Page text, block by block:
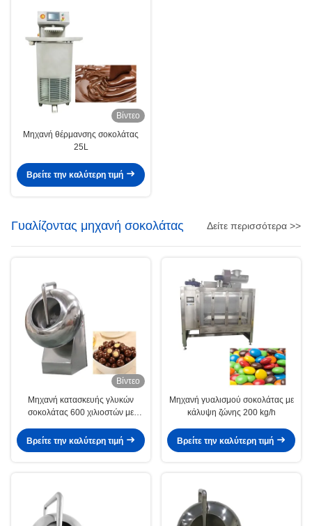
Βίντεο
Μηχανή θέρμανσης σοκολάτας
25L
Βρείτε την καλύτερη τιμή
Γυαλίζοντας μηχανή σοκολάτας Δείτε περισσότερα >>
Βίντεο
Μηχανή κατασκευής γλυκών
σοκολάτας 600 χιλιοστών με
Βρείτε την καλύτερη τιμή
Μηχανή γυαλισμού σοκολάτας με
κάλυψη ζώνης 200 kg/h
Βρείτε την καλύτερη τιμή